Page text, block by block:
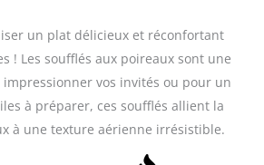
un plat délicieux et réconfortant
! Les soufflés aux poireaux sont une
vos invités ou pour un
à préparer, ces soufflés allient la
à une texture aérienne irrésistible.